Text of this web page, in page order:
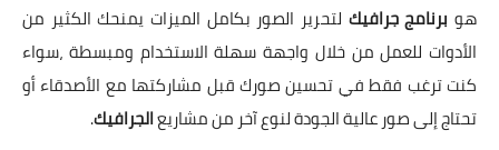
هو برنامج جرافيك لتحرير الصور بكامل الميزات يمنحك الكثير من
الأدوات للعمل من خلال واجهة سهلة الاستخدام ومبسطة ،سواء
كنت ترغب فقط في تحسين صورك قبل مشاركتها مع الأصدقاء أو
تحتاج إلى صور عالية الجودة لنوع آخر من مشاريعالجرافيك.